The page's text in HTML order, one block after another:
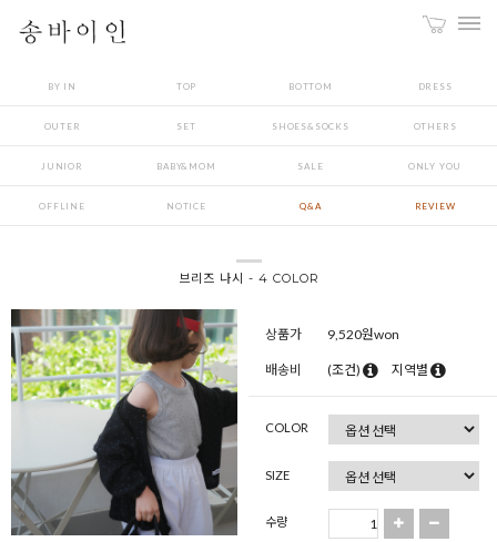
BY IN TOP BOTTOM DRESS
OUTER SET SHOES&SOCKS OTHERS
JUNIOR BABY&MOM SALE ONLY YOU
OFFLINE NOTICE Q&A REVIEW
브리즈 나시 - 4 COLOR
상품가 9,520원won
배송비 (조건) 지역별
COLOR
SIZE
수량